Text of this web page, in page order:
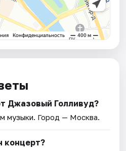
Джазовый Голливуд?
музыки. Город — Москва.
концерт?